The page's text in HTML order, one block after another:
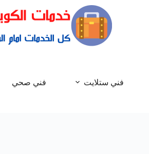
فني ستلايت فني صحي